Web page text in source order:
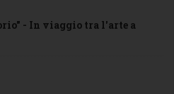
- In viaggio tra l'arte a